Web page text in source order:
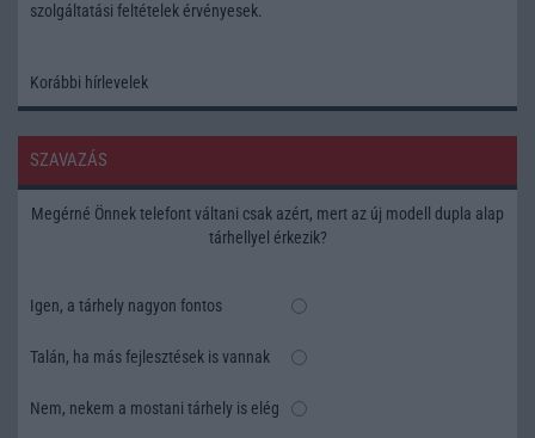
szolgáltatási feltételek érvényesek.
Korábbi hírlevelek
SZAVAZÁS
Megérné Önnek telefont váltani csak azért, mert az új modell dupla alap
tárhellyel érkezik?
Igen, a tárhely nagyon fontos
Talán, ha más fejlesztések is vannak
Nem, nekem a mostani tárhely is elég